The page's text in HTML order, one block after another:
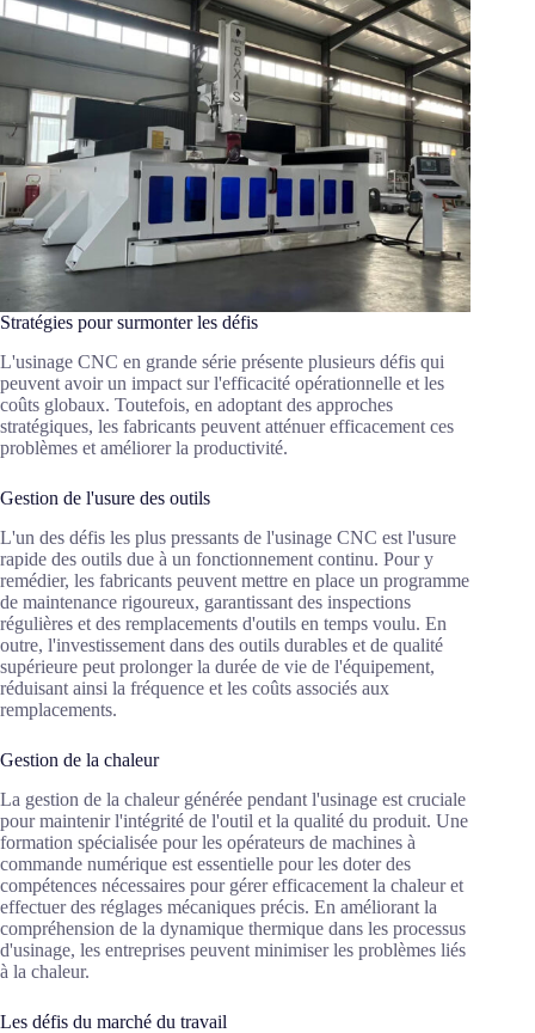
Stratégies pour surmonter les défis
L'usinage CNC en grande série présente plusieurs défis qui
peuvent avoir un impact sur l'efficacité opérationnelle et les
coûts globaux. Toutefois, en adoptant des approches
stratégiques, les fabricants peuvent atténuer efficacement ces
problèmes et améliorer la productivité.
Gestion de l'usure des outils
L'un des défis les plus pressants de l'usinage CNC est l'usure
rapide des outils due à un fonctionnement continu. Pour y
remédier, les fabricants peuvent mettre en place un programme
de maintenance rigoureux, garantissant des inspections
régulières et des remplacements d'outils en temps voulu. En
outre, l'investissement dans des outils durables et de qualité
supérieure peut prolonger la durée de vie de l'équipement,
réduisant ainsi la fréquence et les coûts associés aux
remplacements.
Gestion de la chaleur
La gestion de la chaleur générée pendant l'usinage est cruciale
pour maintenir l'intégrité de l'outil et la qualité du produit. Une
formation spécialisée pour les opérateurs de machines à
commande numérique est essentielle pour les doter des
compétences nécessaires pour gérer efficacement la chaleur et
effectuer des réglages mécaniques précis. En améliorant la
compréhension de la dynamique thermique dans les processus
d'usinage, les entreprises peuvent minimiser les problèmes liés
à la chaleur.
Les défis du marché du travail